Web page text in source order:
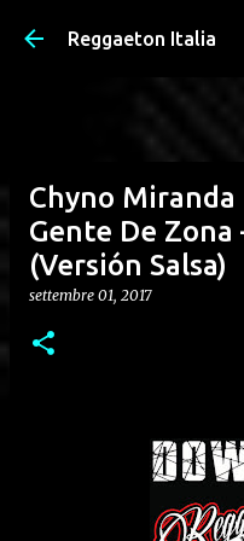
Passa ai
Reggaeton Italia
Chyno
Gente De Zona
(Versión Salsa)
settembre 01, 2017